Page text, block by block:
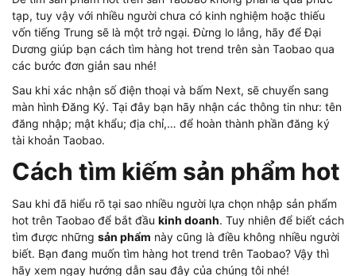
tạp, tuy vậy với nhiều người chưa có kinh nghiệm hoặc thiếu
vốn tiếng Trung sẽ là một trở ngại. Đừng lo lắng, hãy để Đại
Dương giúp bạn cách tìm hàng hot trend trên sàn Taobao qua
các bước đơn giản sau nhé!
Sau khi xác nhận số điện thoại và bấm Next, sẽ chuyển sang
màn hình Đăng Ký. Tại đây bạn hãy nhận các thông tin như: tên
đăng nhập; mật khẩu; địa chỉ,… để hoàn thành phần đăng ký
tài khoản Taobao.
Cách tìm kiếm sản phẩm hot
Sau khi đã hiểu rõ tại sao nhiều người lựa chọn nhập sản phẩm
hot trên Taobao để bắt đầu kinh doanh. Tuy nhiên để biết cách
tìm được những sản phẩm này cũng là điều không nhiều người
biết. Bạn đang muốn tìm hàng hot trend trên Taobao? Vậy thì
hãy xem ngay hướng dẫn sau đây của chúng tôi nhé!